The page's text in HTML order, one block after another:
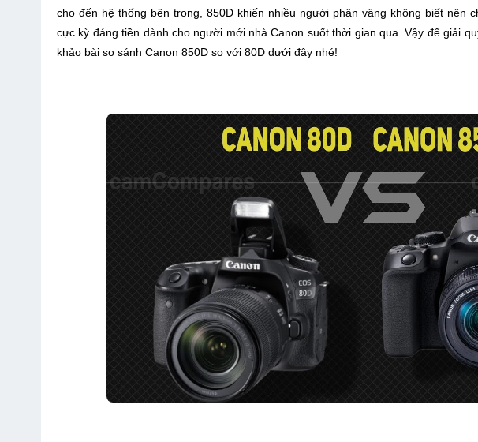
cho đến hệ thống bên trong, 850D khiến nhiều người phân vâng không biết nên
cực kỳ đáng tiền dành cho người mới nhà Canon suốt thời gian qua. Vậy để giải
khảo bài so sánh Canon 850D so với 80D dưới đây nhé!